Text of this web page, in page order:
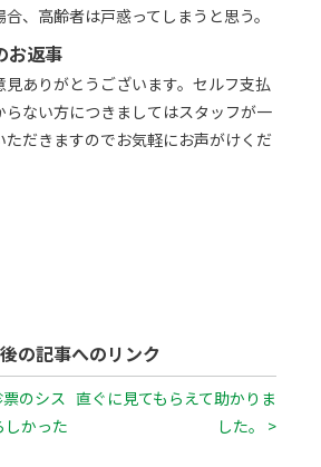
、高齢者は戸惑ってしまうと思う。
お返事
見ありがとうございます。セルフ支払
ない方につきましてはスタッフが一
だきますのでお気軽にお声がけくだ
の記事へのリンク
のシス
しかった
直ぐに見てもらえて助かりま
した。 >